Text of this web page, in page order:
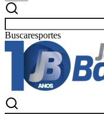
Buscarpolí